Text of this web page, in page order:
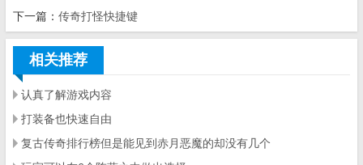
下一篇： 传奇打怪快捷键
相关推荐
认真了解游戏内容
打装备也快速自由
复古传奇排行榜但是能见到赤月恶魔的却没有几个